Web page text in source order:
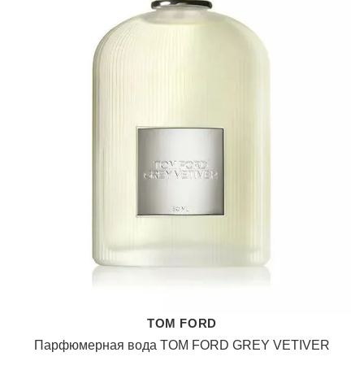
TOM FORD
Парфюмерная вода TOM FORD GREY VETIVER